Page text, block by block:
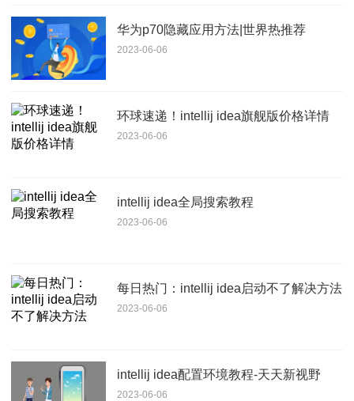
华为p70隐藏应用方法|世界热推荐
2023-06-06
环球速递！intellij idea旗舰版价格详情
2023-06-06
intellij idea全局搜索教程
2023-06-06
每日热门：intellij idea启动不了解决方法
2023-06-06
intellij idea配置环境教程-天天新视野
2023-06-06